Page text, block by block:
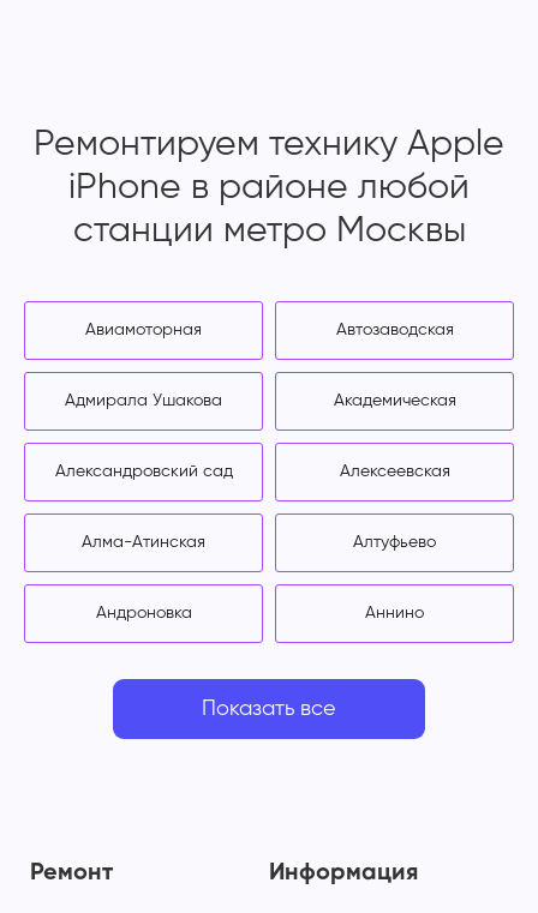
Ремонтируем технику Apple
iPhone в районе любой
станции метро Москвы
Авиамоторная Автозаводская
Адмирала Ушакова Академическая
Александровский сад Алексеевская
Алма-Атинская Алтуфьево
Андроновка Аннино
Показать все
Ремонт Информация